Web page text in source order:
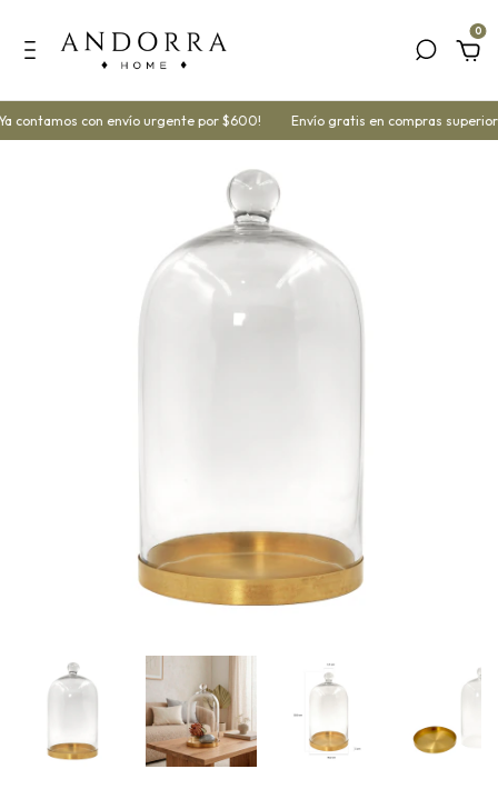
0
contamos con envío urgente por $600! Envío gratis en compras